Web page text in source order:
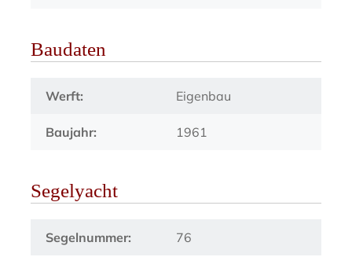
Baudaten
Werft: Eigenbau
Baujahr: 1961
Segelyacht
Segelnummer: 76